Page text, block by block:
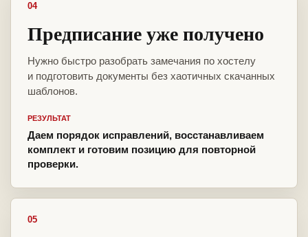
04
Предписание уже получено
Нужно быстро разобрать замечания по хостелу
и подготовить документы без хаотичных скачанных
шаблонов.
РЕЗУЛЬТАТ
Даем порядок исправлений, восстанавливаем
комплект и готовим позицию для повторной
проверки.
05